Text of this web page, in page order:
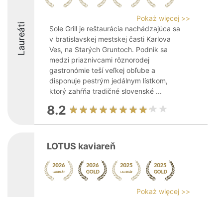
Laureáti
Pokaż więcej >>
Sole Grill je reštaurácia nachádzajúca sa
v bratislavskej mestskej časti Karlova
Ves, na Starých Gruntoch. Podnik sa
medzi priaznivcami rôznorodej
gastronómie teší veľkej obľube a
disponuje pestrým jedálnym lístkom,
ktorý zahŕňa tradičné slovenské ...
8.2
LOTUS kaviareň
Pokaż więcej >>